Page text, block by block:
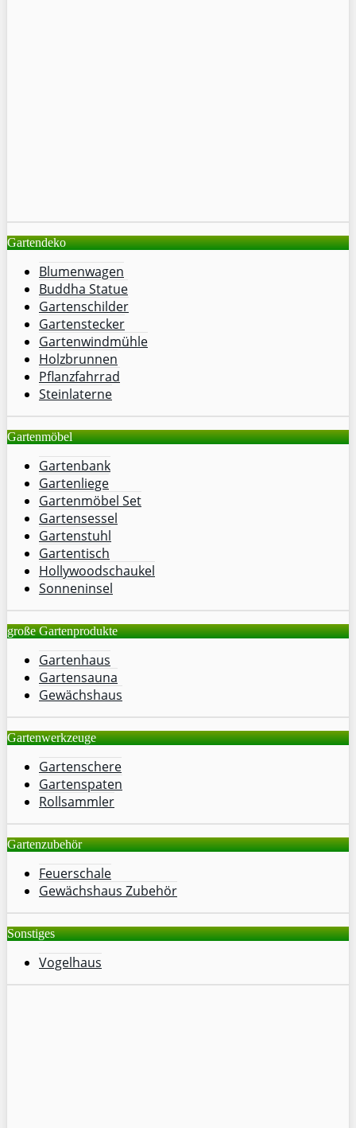
Gartendeko
Blumenwagen
Buddha Statue
Gartenschilder
Gartenstecker
Gartenwindmühle
Holzbrunnen
Pflanzfahrrad
Steinlaterne
Gartenmöbel
Gartenbank
Gartenliege
Gartenmöbel Set
Gartensessel
Gartenstuhl
Gartentisch
Hollywoodschaukel
Sonneninsel
große Gartenprodukte
Gartenhaus
Gartensauna
Gewächshaus
Gartenwerkzeuge
Gartenschere
Gartenspaten
Rollsammler
Gartenzubehör
Feuerschale
Gewächshaus Zubehör
Sonstiges
Vogelhaus